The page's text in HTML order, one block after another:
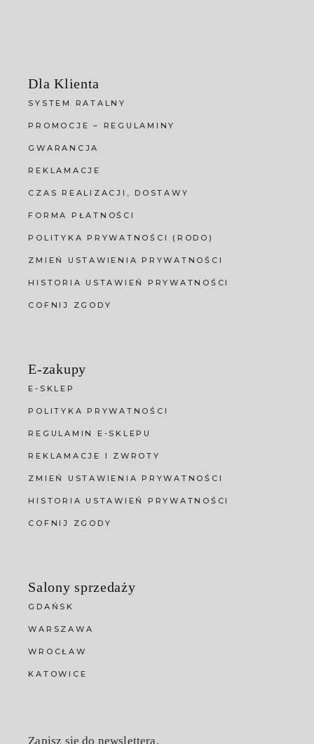
Dla Klienta
SYSTEM RATALNY
PROMOCJE – REGULAMINY
GWARANCJA
REKLAMACJE
CZAS REALIZACJI, DOSTAWY
FORMA PŁATNOŚCI
POLITYKA PRYWATNOŚCI (RODO)
ZMIEŃ USTAWIENIA PRYWATNOŚCI
HISTORIA USTAWIEŃ PRYWATNOŚCI
COFNIJ ZGODY
E-zakupy
E-SKLEP
POLITYKA PRYWATNOŚCI
REGULAMIN E-SKLEPU
REKLAMACJE I ZWROTY
ZMIEŃ USTAWIENIA PRYWATNOŚCI
HISTORIA USTAWIEŃ PRYWATNOŚCI
COFNIJ ZGODY
Salony sprzedaży
GDAŃSK
WARSZAWA
WROCŁAW
KATOWICE
Zapisz się do newslettera.